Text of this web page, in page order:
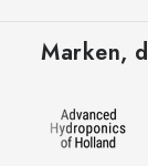
Marken,